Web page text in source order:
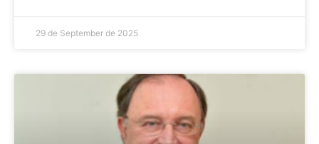
29 de September de 2025